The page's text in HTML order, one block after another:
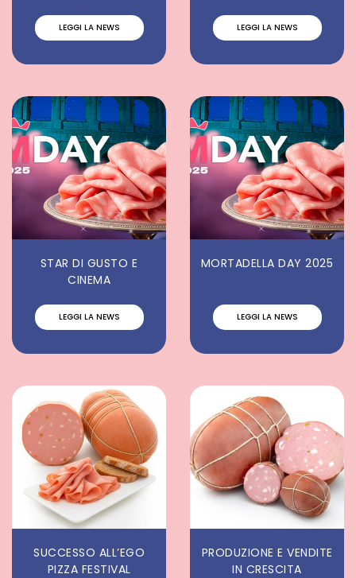
LEGGI LA NEWS LEGGI LA NEWS
STAR DI GUSTO E
CINEMA
LEGGI LA NEWS
MORTADELLA DAY 2025
LEGGI LA NEWS
SUCCESSO ALL’EGO
PIZZA FESTIVAL
PRODUZIONE E VENDITE
IN CRESCITA